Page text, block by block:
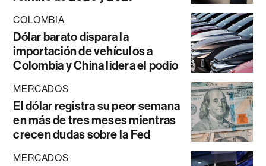
COLOMBIA
Dólar barato dispara la
importación de vehículos a
Colombia y China lidera el podio
MERCADOS
El dólar registra su peor semana
en más de tres meses mientras
crecen dudas sobre la Fed
MERCADOS